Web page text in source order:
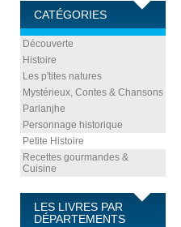
CATÉGORIES
Découverte
Histoire
Les p'tites natures
Mystérieux, Contes & Chansons
Parlanjhe
Personnage historique
Petite Histoire
Recettes gourmandes &
Cuisine
LES LIVRES PAR
DÉPARTEMENTS